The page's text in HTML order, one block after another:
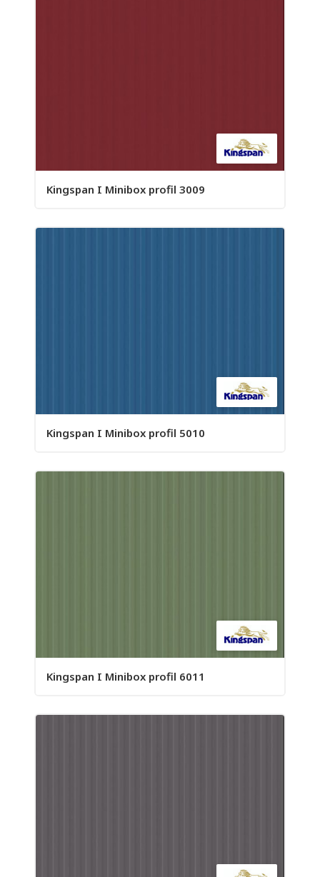
Kingspan I Minibox profil 3009
Kingspan I Minibox profil 5010
Kingspan I Minibox profil 6011